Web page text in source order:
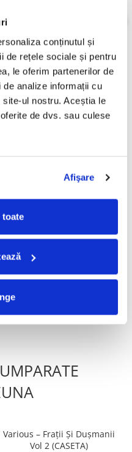
conținutul și
de rețele sociale și pentru
le oferim partenerilor de
analize informații cu
ul nostru. Aceștia le
de dvs. sau culese
Afişare
toate
Nea Kalu
Fiks
)
M-)
Loredana Groza - Lumea E A
Mea , (Casetă Audio)
69,99 Lei
Various – Frații Și Dușmanii
Vol 2 (CASETA)